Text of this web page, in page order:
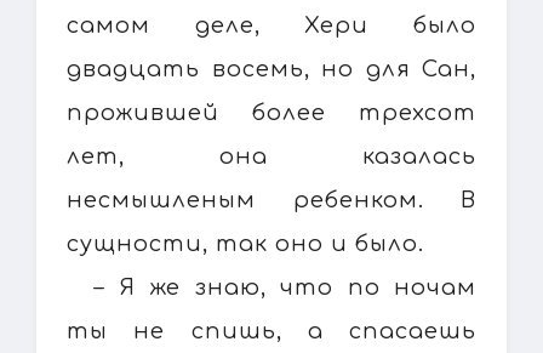
самом деле, Хери было
двадцать восемь, но для Сан,
прожившей более трехсот
лет, она казалась
несмышленым ребенком. В
сущности, так оно и было.
– Я же знаю, что по ночам
ты не спишь, а спасаешь